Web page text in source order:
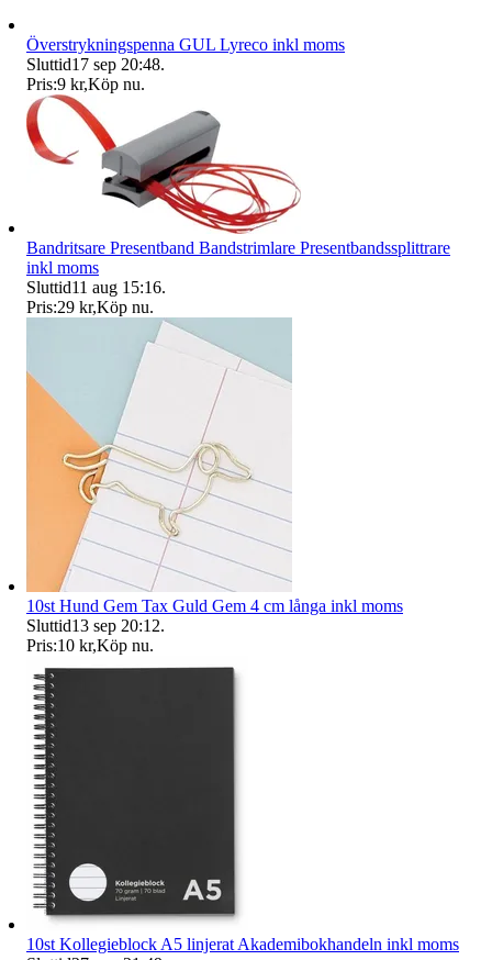
Överstrykningspenna GUL Lyreco inkl moms
Sluttid17 sep 20:48.
Pris:9 kr,Köp nu.
Bandritsare Presentband Bandstrimlare Presentbandssplittrare
inkl moms
Sluttid11 aug 15:16.
Pris:29 kr,Köp nu.
10st Hund Gem Tax Guld Gem 4 cm långa inkl moms
Sluttid13 sep 20:12.
Pris:10 kr,Köp nu.
10st Kollegieblock A5 linjerat Akademibokhandeln inkl moms